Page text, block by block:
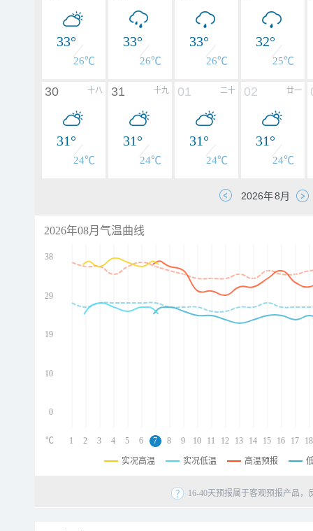
33°
26℃
33°
26℃
33°
26℃
32°
25℃
十八
30
31°
24℃
十九
31
31°
24℃
二十
01
31°
24℃
廿一
02
31°
24℃
2026年08月气温曲线
38
29
19
10
0
1 2 3 4 5 6 7 8 9 10 11 12 13 14 15 16 17 18
℃
实况高温 实况低温 高温预报
16-40天预报属于客观预报产品